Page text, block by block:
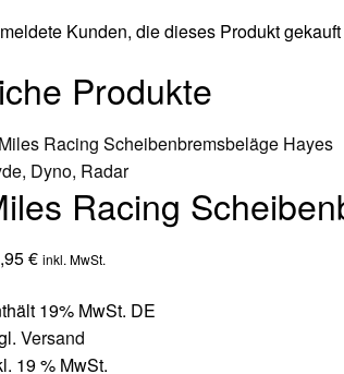
Kunden, die dieses Produkt
Produkte
Racing
€ inkl. MwSt.
19% MwSt. DE
Versand
19 % MwSt.